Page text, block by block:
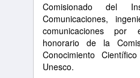
Comisionado del
Comunicaciones,
comunicaciones por
honorario de la
Conocimiento
Unesco.